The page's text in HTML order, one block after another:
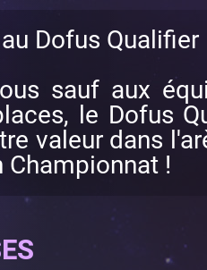
Dofus Qualifier
sauf aux
le Dofus
valeur dans
Championnat !